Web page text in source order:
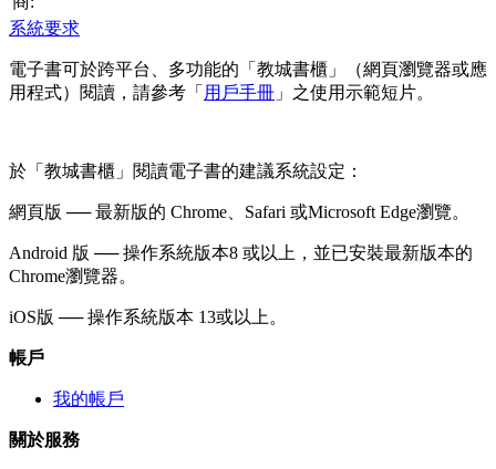
系統要求
電子書可於跨平台、多功能的「教城書櫃」（網頁瀏覽器或應
用程式）閱讀，請參考「 用戶手冊 」之使用示範短片。
於「教城書櫃」閱讀電子書的建議系統設定：
網頁版 ── 最新版的 Chrome、Safari 或Microsoft Edge瀏覽。
Android 版 ── 操作系統版本8 或以上，並已安裝最新版本的
Chrome瀏覽器。
iOS版 ── 操作系統版本 13或以上。
帳戶
我的帳戶
關於服務